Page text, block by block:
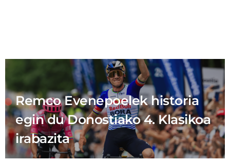
Remco Evenepoelek historia
egin du Donostiako 4. Klasikoa
irabazita